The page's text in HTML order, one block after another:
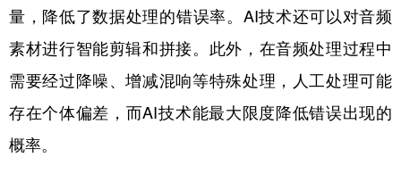
量，降低了数据处理的错误率。AI技术还可以对音频
素材进行智能剪辑和拼接。此外，在音频处理过程中
需要经过降噪、增减混响等特殊处理，人工处理可能
存在个体偏差，而AI技术能最大限度降低错误出现的
概率。